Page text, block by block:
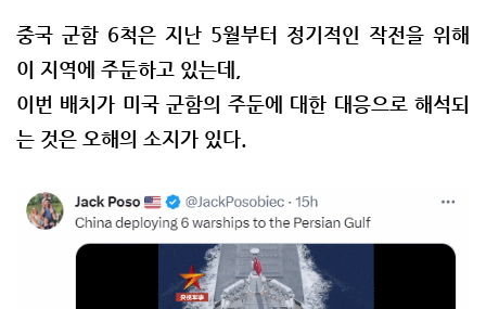
중국 군함 6척은 지난 5월부터 정기적인 작전을 위해
이 지역에 주둔하고 있는데,
이번 배치가 미국 군함의 주둔에 대한 대응으로 해석되
는 것은 오해의 소지가 있다.